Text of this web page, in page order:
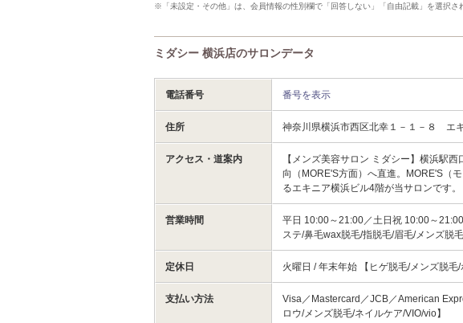
※「未設定・その他」は、会員情報の性別欄で「回答しない」「自由記載」を選択さ
ミダシー 横浜店のサロンデータ
電話番号 番号を表示
住所 神奈川県横浜市西区北幸１－１－８ エ
アクセス・道案内
【メンズ美容サロン ミダシー】横浜駅
向（MORE'S方面）へ直進。MORE'S（
るエキニア横浜ビル4階が当サロンです。
営業時間
平日 10:00～21:00／土日祝 10:00～
ステ/鼻毛wax脱毛/指脱毛/眉毛/メンズ脱
定休日 火曜日 / 年末年始 【ヒゲ脱毛/メンズ脱
支払い方法
Visa／Mastercard／JCB／American
ロウ/メンズ脱毛/ネイルケア/VIO/vio】